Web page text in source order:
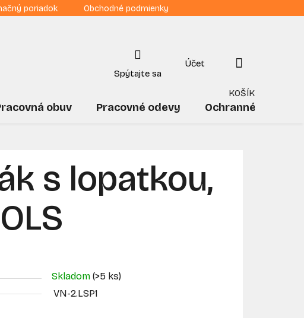
poriadok Obchodné podmienky
NÁKUPNÝ
KOŠÍK
obuv Pracovné odevy Ochranné
s lopatkou,
Skladom (>5 ks)
VN-2.LSP1